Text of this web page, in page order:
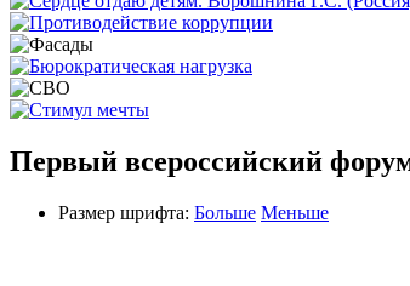
Первый всероссийский
Размер шрифта: Больше Меньше